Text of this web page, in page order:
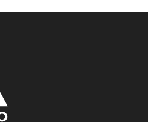
category/woman-used-